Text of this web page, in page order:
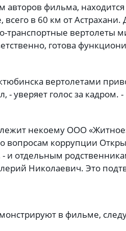
авторов фильма,
в 60 км от Астрахани.
транспортные вертолеты
готова
вертолетами
- уверяет голос за кадром. -
некоему ООО
вопросам коррупции
- и отдельным
Николаевич. Это
в фильме,